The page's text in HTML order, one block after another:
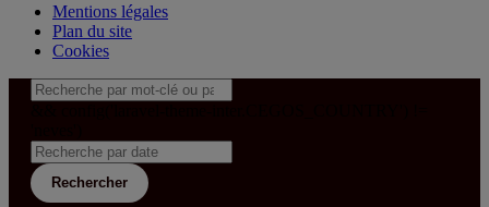
Mentions légales
Plan du site
Cookies
Rechercher